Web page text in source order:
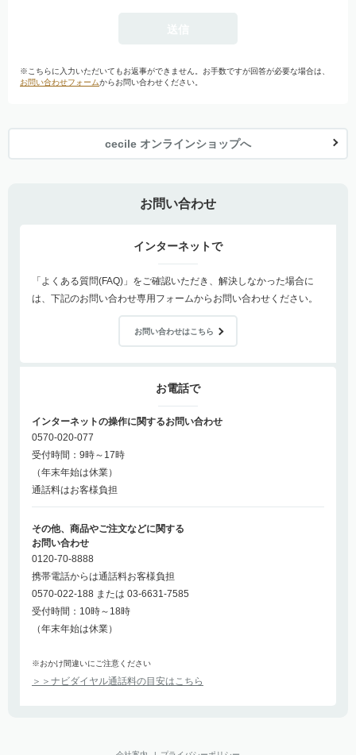
※こちらに入力いただいてもお返事ができません。お手数ですが回答が必要な場合は、
お問い合わせフォームからお問い合わせください。
cecile オンラインショップへ
お問い合わせ
インターネットで
「よくある質問(FAQ)」をご確認いただき、解決しなかった場合に
は、下記のお問い合わせ専用フォームからお問い合わせください。
お問い合わせはこちら
お電話で
インターネットの操作に関するお問い合わせ
0570-020-077
受付時間：9時～17時
（年末年始は休業）
通話料はお客様負担
その他、商品やご注文などに関する
お問い合わせ
0120-70-8888
携帯電話からは通話料お客様負担
0570-022-188 または 03-6631-7585
受付時間：10時～18時
（年末年始は休業）
※おかけ間違いにご注意ください
＞＞ナビダイヤル通話料の目安はこちら